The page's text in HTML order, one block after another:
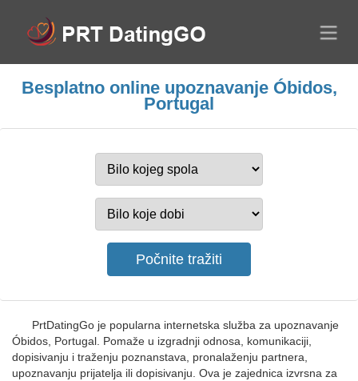
Besplatno online upoznavanje Óbidos,
Portugal
PrtDatingGo je popularna internetska služba za upoznavanje
Óbidos, Portugal. Pomaže u izgradnji odnosa, komunikaciji,
dopisivanju i traženju poznanstava, pronalaženju partnera,
upoznavanju prijatelja ili dopisivanju. Ova je zajednica izvrsna za